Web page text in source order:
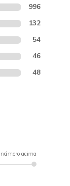
996
132
54
46
48
acima